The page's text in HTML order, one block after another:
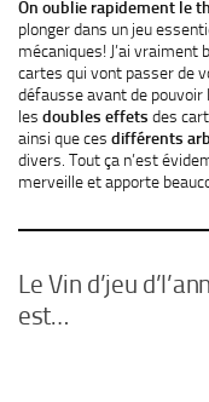
On oublie rapidement le
plonger dans un jeu
mécaniques! J’ai vraiment
cartes qui vont passer de
défausse avant de pouvoir
les doubles effets des
ainsi que ces différents
divers. Tout ça n’est
merveille et apporte
Le Vin d’jeu
est…